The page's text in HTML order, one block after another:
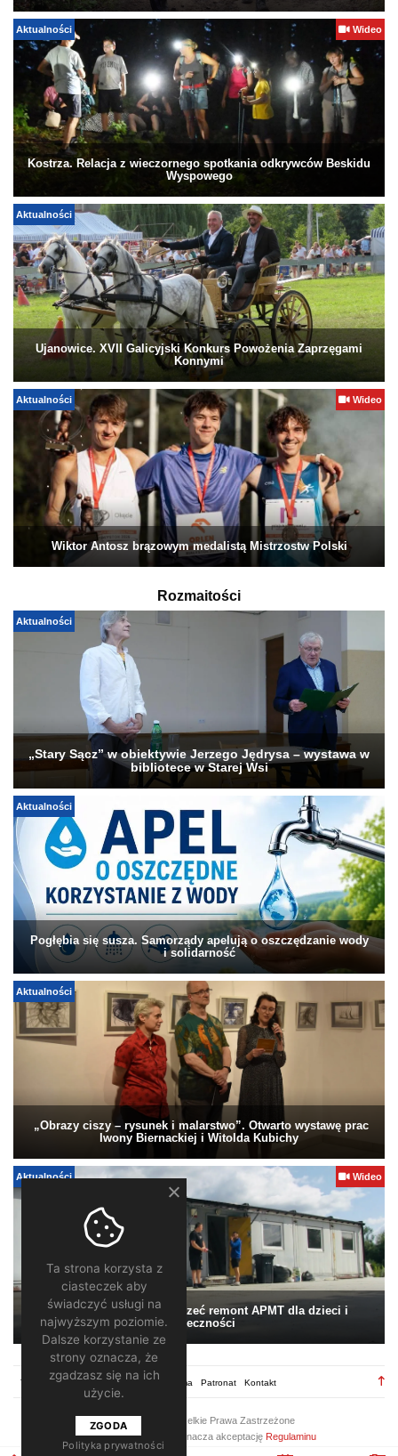
Aktualności Wideo
Kostrza. Relacja z wieczornego spotkania odkrywców Beskidu
Wyspowego
Aktualności
Ujanowice. XVII Galicyjski Konkurs Powożenia Zaprzęgami
Konnymi
Aktualności Wideo
Wiktor Antosz brązowym medalistą Mistrzostw Polski
Rozmaitości
Aktualności
„Stary Sącz” w obiektywie Jerzego Jędrysa – wystawa w
bibliotece w Starej Wsi
Aktualności
Pogłębia się susza. Samorządy apelują o oszczędzanie wody
i solidarność
Aktualności
„Obrazy ciszy – rysunek i malarstwo”. Otwarto wystawę prac
Iwony Biernackiej i Witolda Kubichy
Aktualności Wideo
Pomagamy. Warto wesprzeć remont APMT dla dzieci i
społeczności
Regulamin Redakcja Reklama Patronat Kontakt
2026 ©
/ Wszelkie Prawa Zastrzeżone
Korzystanie z portalu oznacza akceptację Regulaminu
Ta strona korzysta z
ciasteczek aby
świadczyć usługi na
najwyższym poziomie.
Dalsze korzystanie ze
strony oznacza, że
zgadzasz się na ich
użycie.
ZGODA
Polityka prywatności